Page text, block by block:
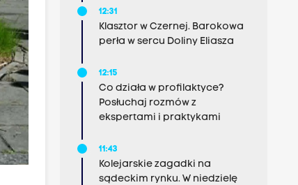
12:31
Klasztor w Czernej. Barokowa
perła w sercu Doliny Eliasza
12:15
Co działa w profilaktyce?
Posłuchaj rozmów z
ekspertami i praktykami
11:43
Kolejarskie zagadki na
sądeckim rynku. W niedzielę